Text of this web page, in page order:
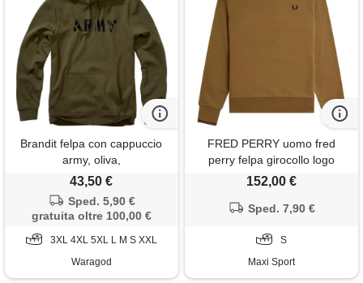
Brandit felpa con cappuccio
army, oliva,
43,50 €
Sped. 5,90 €
gratuita oltre 100,00 €
3XL 4XL 5XL L M S XXL
Waragod
FRED PERRY uomo fred
perry felpa girocollo logo
152,00 €
Sped. 7,90 €
S
Maxi Sport